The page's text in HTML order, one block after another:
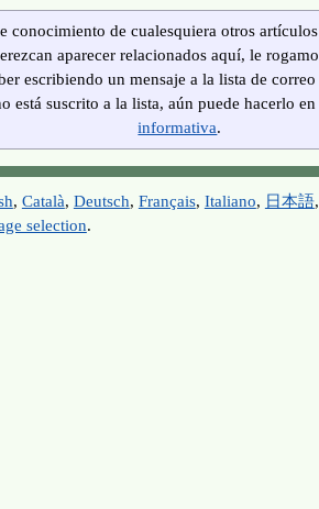
conocimiento de cualesquiera otros
aparecer relacionados aquí, le
escribiendo un mensaje a la lista de
está suscrito a la lista, aún puede hacerlo
informativa.
, Català, Deutsch, Français, Italiano, 日本語
selection.